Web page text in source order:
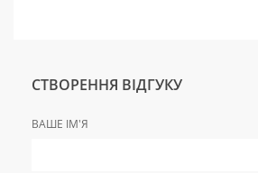
СТВОРЕННЯ ВІДГУКУ
ВАШЕ ІМ'Я